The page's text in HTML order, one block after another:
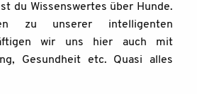
du Wissenswertes über Hunde.
zu unserer intelligenten
wir uns hier auch mit
Gesundheit etc. Quasi alles